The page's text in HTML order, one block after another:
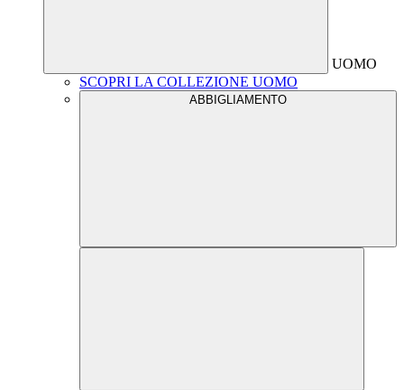
UOMO
SCOPRI LA COLLEZIONE UOMO
ABBIGLIAMENTO